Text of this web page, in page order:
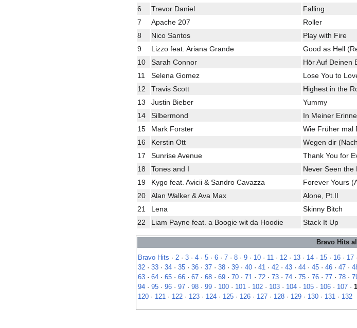
6
Trevor Daniel Falling
7
Apache 207 Roller
8
Nico Santos Play with Fire
9
Lizzo feat. Ariana Grande Good as Hell
10
Sarah Connor Hör Auf Deinen
11
Selena Gomez Lose You to
12
Travis Scott Highest in the
13
Justin Bieber Yummy
14
Silbermond In Meiner
15
Mark Forster Wie Früher mal
16
Kerstin Ott Wegen dir
17
Sunrise Avenue Thank You for
18
Tones and I Never Seen the
19
Kygo feat. Avicii & Sandro Cavazza Forever Yours
20
Alan Walker & Ava Max Alone, Pt.II
21
Lena Skinny Bitch
22
Liam Payne feat. a Boogie wit da Hoodie Stack It Up
Bravo Hits
Bravo Hits · 2 · 3 · 4 · 5 · 6 · 7 · 8 · 9 · 10 · 11 · 12 · 13 · 14 · 15 · 16 · 17 ·
32 · 33 · 34 · 35 · 36 · 37 · 38 · 39 · 40 · 41 · 42 · 43 · 44 · 45 · 46 · 47 ·
63 · 64 · 65 · 66 · 67 · 68 · 69 · 70 · 71 · 72 · 73 · 74 · 75 · 76 · 77 · 78 ·
94 · 95 · 96 · 97 · 98 · 99 · 100 · 101 · 102 · 103 · 104 · 105 · 106 · 107 ·
120 · 121 · 122 · 123 · 124 · 125 · 126 · 127 · 128 · 129 · 130 · 131 · 132